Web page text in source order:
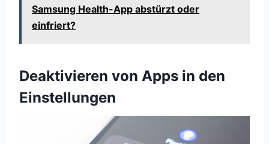
Samsung Health-App abstürzt oder
einfriert?
Deaktivieren von Apps in den
Einstellungen